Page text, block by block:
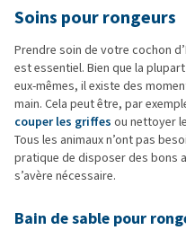
Soins pour rongeurs
Prendre soin de votre cochon
est essentiel. Bien que la
eux-mêmes, il existe des
main. Cela peut être, par
couper les griffes ou nettoyer
Tous les animaux n’ont pas
pratique de disposer des bons
s’avère nécessaire.
Bain de sable pour